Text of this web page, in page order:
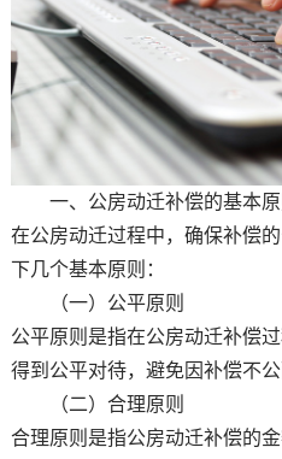
一、公房动迁补偿的基本原
在公房动迁过程中，确保补偿
下几个基本原则：
（一）公平原则
公平原则是指在公房动迁补偿
得到公平对待，避免因补偿不
（二）合理原则
合理原则是指公房动迁补偿的